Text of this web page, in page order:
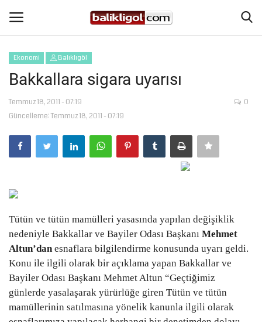
Giriş Yap
Anasayfa
Köşe Yazıları
Şanlıurfa
Eğitim
Spor
Gündem
Tekno Bilim
Ekonomi Balıklıgöl
Bakkallara sigara uyarısı
Temmuz 18, 2011 - 07:19
Güncelleme: Temmuz 18, 2011 - 07:19
0
Tütün ve tütün mamülleri yasasında yapılan değişiklik
nedeniyle Bakkallar ve Bayiler Odası Başkanı Mehmet
Altun’danesnaflara bilgilendirme konusunda uyarı geldi.
Konu ile ilgili olarak bir açıklama yapan Bakkallar ve
Bayiler Odası Başkanı Mehmet Altun “Geçtiğimiz
günlerde yasalaşarak yürürlüğe giren Tütün ve tütün
mamüllerinin satılmasına yönelik kanunla ilgili olarak